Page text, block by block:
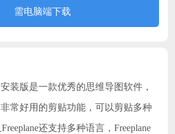
需电脑端下载
装版是一款优秀的思维导图软件，
非常好用的剪贴功能，可以剪贴多种
还支持多种语言，Freeplane